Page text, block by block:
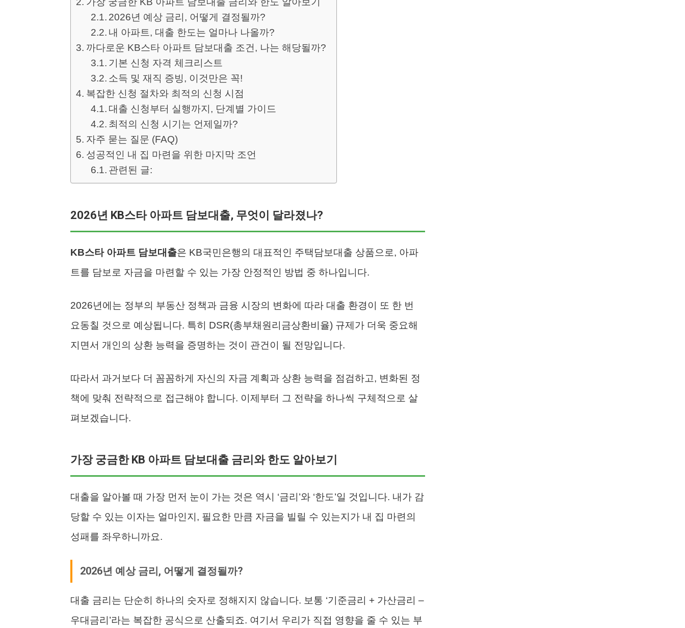
2026년 예상 금리, 어떻게 결정될까?
내 아파트, 대출 한도는 얼마나 나올까?
까다로운 KB스타 아파트 담보대출 조건, 나는 해당될까?
기본 신청 자격 체크리스트
소득 및 재직 증빙, 이것만은 꼭!
복잡한 신청 절차와 최적의 신청 시점
대출 신청부터 실행까지, 단계별 가이드
최적의 신청 시기는 언제일까?
자주 묻는 질문 (FAQ)
성공적인 내 집 마련을 위한 마지막 조언
관련된 글:
2026년 KB스타 아파트 담보대출, 무엇이 달라졌나?
KB스타 아파트 담보대출은 KB국민은행의 대표적인 주택담보대출 상품으로, 아파
트를 담보로 자금을 마련할 수 있는 가장 안정적인 방법 중 하나입니다.
2026년에는 정부의 부동산 정책과 금융 시장의 변화에 따라 대출 환경이 또 한 번
요동칠 것으로 예상됩니다. 특히 DSR(총부채원리금상환비율) 규제가 더욱 중요해
지면서 개인의 상환 능력을 증명하는 것이 관건이 될 전망입니다.
따라서 과거보다 더 꼼꼼하게 자신의 자금 계획과 상환 능력을 점검하고, 변화된 정
책에 맞춰 전략적으로 접근해야 합니다. 이제부터 그 전략을 하나씩 구체적으로 살
펴보겠습니다.
가장 궁금한 KB 아파트 담보대출 금리와 한도 알아보기
대출을 알아볼 때 가장 먼저 눈이 가는 것은 역시 ‘금리’와 ‘한도’일 것입니다. 내가 감
당할 수 있는 이자는 얼마인지, 필요한 만큼 자금을 빌릴 수 있는지가 내 집 마련의
성패를 좌우하니까요.
2026년 예상 금리, 어떻게 결정될까?
대출 금리는 단순히 하나의 숫자로 정해지지 않습니다. 보통 ‘기준금리 + 가산금리 –
우대금리’라는 복잡한 공식으로 산출되죠. 여기서 우리가 직접 영향을 줄 수 있는 부